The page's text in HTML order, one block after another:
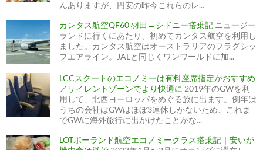
んありますが、円安の昨今これらのレ...
カンタス航空QF60 羽田→シドニー搭乗記 ニュージー
ランドに行くにあたり、初めてカンタス航空を利用し
ました。カンタス航空はオーストラリアのフラグシッ
プエアライン。JALと同じくワンワールドに加...
LCCスクートのエコノミーは有料座席指定がおすすめ
／サイレントゾーンでより快適に 2019年のGWを利
用して、北西ヨーロッパをめぐる旅に出ます。例年は
うちの会社はGWはほぼ3連休しかないため、これま
でGWに海外旅行に出かけたことがな...
LOTポーランド航空エコノミークラス搭乗記｜安いが